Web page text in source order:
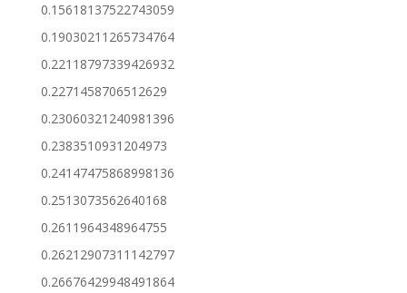
0.15618137522743059
0.19030211265734764
0.22118797339426932
0.2271458706512629
0.23060321240981396
0.2383510931204973
0.24147475868998136
0.2513073562640168
0.2611964348964755
0.26212907311142797
0.26676429948491864